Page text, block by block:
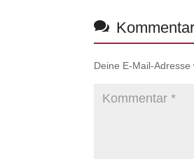
Deine E-Mail-Adresse